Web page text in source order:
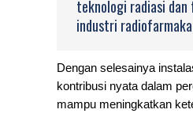
teknologi radiasi dan
industri
Dengan selesainya
kontribusi nyata dalam
mampu meningkatkan